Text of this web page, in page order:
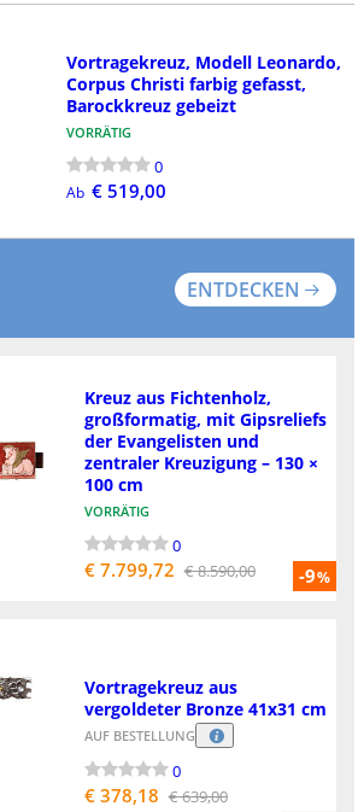
Vortragekreuz, Modell Leonardo,
Corpus Christi farbig gefasst,
Barockkreuz gebeizt
VORRÄTIG
0
Ab € 519,00
ENTDECKEN
-9%
Kreuz aus Fichtenholz,
großformatig, mit Gipsreliefs
der Evangelisten und
zentraler Kreuzigung – 130 ×
100 cm
VORRÄTIG
0
€ 7.799,72 € 8.590,00
Vortragekreuz aus
vergoldeter Bronze 41x31 cm
AUF BESTELLUNG
0
€ 378,18 € 639,00